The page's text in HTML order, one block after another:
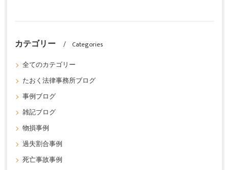
カテゴリー
Categories
全てのカテゴリー
たおく法律事務所ブログ
事例ブログ
雑記ブログ
物損事例
過失割合事例
死亡事故事例